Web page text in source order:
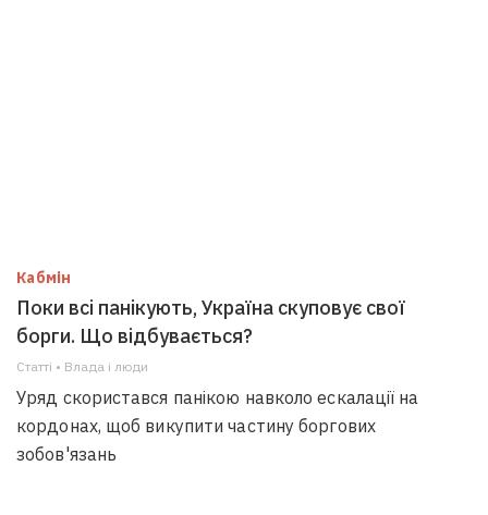
Кабмін
Поки всі панікують, Україна скуповує свої
борги. Що відбувається?
Статті • Влада i люди
Уряд скористався панікою навколо ескалації на
кордонах, щоб викупити частину боргових
зобов'язань